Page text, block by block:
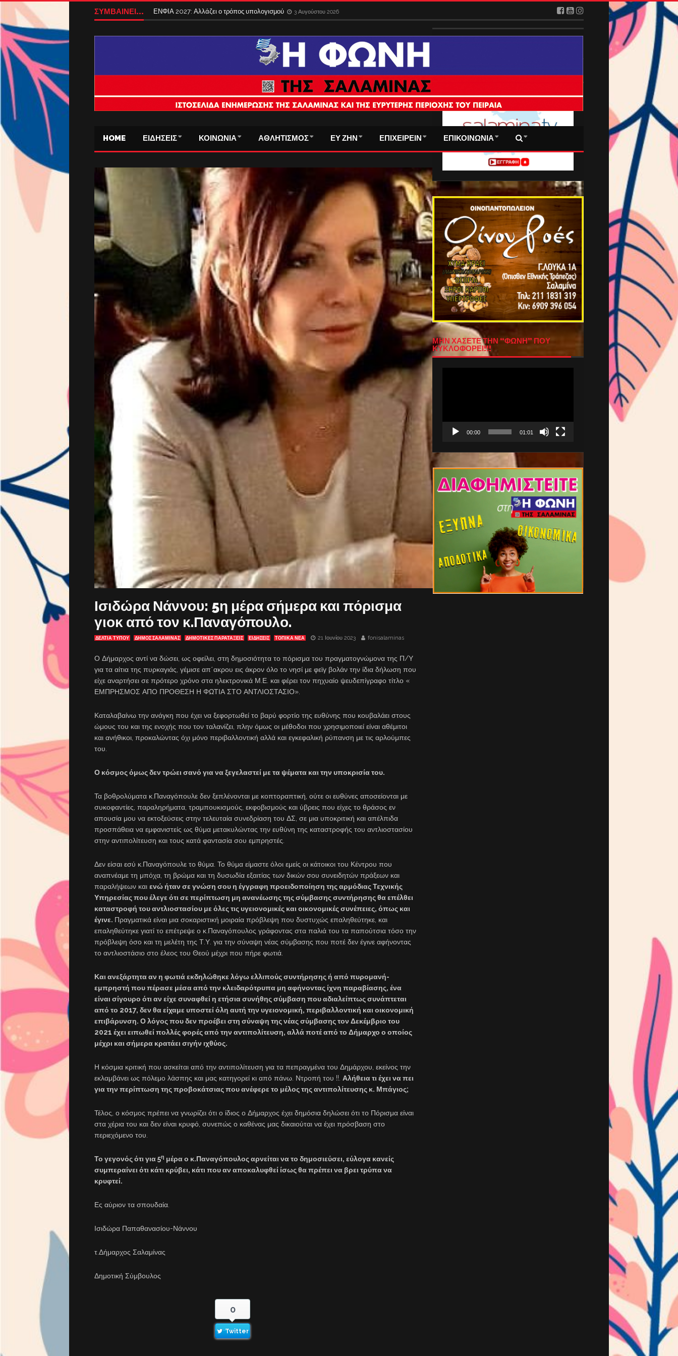
ΣΥΜΒΑΙΝΕΙ...
ΕΝΦΙΑ 2027: Αλλάζει ο τρόπος υπολογισμού 3 Αυγούστου 2026
Tέλος από σήμερα τα ταξίδια στο εξωτερικό με την παλιά ταυτότητα – Λήγει η προθεσμία
HOME ΕΙΔΗΣΕΙΣ ΚΟΙΝΩΝΙΑ ΑΘΛΗΤΙΣΜΟΣ ΕΥ ΖΗΝ ΕΠΙΧΕΙΡΕΙΝ ΕΠΙΚΟΙΝΩΝΙΑ
Ισιδώρα Νάννου: 5η μέρα σήμερα και πόρισμα
γιοκ από τον κ.Παναγόπουλο.
ΔΕΛΤΙΑ ΤΥΠΟΥ ΔΗΜΟΣ ΣΑΛΑΜΙΝΑΣ ΔΗΜΟΤΙΚΕΣ ΠΑΡΑΤΑΞΕΙΣ ΕΙΔΗΣΕΙΣ ΤΟΠΙΚΑ ΝΕΑ 21 Ιουνίου 2023 fonisalaminas
Ο Δήμαρχος αντί να δώσει, ως οφείλει, στη δημοσιότητα το πόρισμα του πραγματογνώμονα της Π/Υ
για τα αίτια της πυρκαγιάς, γέμισε απ΄ακρου εις άκρον όλο το νησί με φεϊγ βολάν την ίδια δήλωση που
είχε αναρτήσει σε πρότερο χρόνο στα ηλεκτρονικά Μ.Ε. και φέρει τον πηχυαίο ψευδεπίγραφο τίτλο «
ΕΜΠΡΗΣΜΟΣ ΑΠΟ ΠΡΟΘΕΣΗ Η ΦΩΤΙΑ ΣΤΟ ΑΝΤΛΙΟΣΤΑΣΙΟ».
Καταλαβαίνω την ανάγκη που έχει να ξεφορτωθεί το βαρύ φορτίο της ευθύνης που κουβαλάει στους
ώμους του και της ενοχής που τον ταλανίζει, πλην όμως οι μέθοδοι που χρησιμοποιεί είναι αθέμιτοι
και ανήθικοι, προκαλώντας όχι μόνο περιβαλλοντική αλλά και εγκεφαλική ρύπανση με τις αρλούμπες
του.
Ο κόσμος όμως δεν τρώει σανό για να ξεγελαστεί με τα ψέματα και την υποκρισία του.
Τα βοθρολύματα κ.Παναγόπουλε δεν ξεπλένονται με κοπτοραπτική, ούτε οι ευθύνες αποσείονται με
συκοφαντίες, παραληρήματα, τραμπουκισμούς, εκφοβισμούς και ύβρεις που είχες το θράσος εν
απουσία μου να εκτοξεύσεις στην τελευταία συνεδρίαση του ΔΣ, σε μια υποκριτική και απέλπιδα
προσπάθεια να εμφανιστείς ως θύμα μετακυλώντας την ευθύνη της καταστροφής του αντλιοστασίου
στην αντιπολίτευση και τους κατά φαντασία σου εμπρηστές.
Δεν είσαι εσύ κ.Παναγόπουλε το θύμα. Το θύμα είμαστε όλοι εμείς οι κάτοικοι του Κέντρου που
αναπνέαμε τη μπόχα, τη βρώμα και τη δυσωδία εξαιτίας των δικών σου συνειδητών πράξεων και
παραλήψεων και ενώ ήταν σε γνώση σου η έγγραφη προειδοποίηση της αρμόδιας Τεχνικής
Υπηρεσίας που έλεγε ότι σε περίπτωση μη ανανέωσης της σύμβασης συντήρησης θα επέλθει
καταστροφή του αντλιοστασίου με όλες τις υγειονομικές και οικονομικές συνέπειες, όπως και
έγινε. Πραγματικά είναι μια σοκαριστική μοιραία πρόβλεψη που δυστυχώς επαληθεύτηκε, και
επαληθεύτηκε γιατί το επέτρεψε ο κ.Παναγόπουλος γράφοντας στα παλιά του τα παπούτσια τόσο την
πρόβλεψη όσο και τη μελέτη της Τ.Υ. για την σύναψη νέας σύμβασης που ποτέ δεν έγινε αφήνοντας
το αντλιοστάσιο στο έλεος του Θεού μέχρι που πήρε φωτιά.
Και ανεξάρτητα αν η φωτιά εκδηλώθηκε λόγω ελλιπούς συντήρησης ή από πυρομανή-
εμπρηστή που πέρασε μέσα από την κλειδαρότρυπα μη αφήνοντας ίχνη παραβίασης, ένα
είναι σίγουρο ότι αν είχε συναφθεί η ετήσια συνήθης σύμβαση που αδιαλείπτως συνάπτεται
από το 2017, δεν θα είχαμε υποστεί όλη αυτή την υγειονομική, περιβαλλοντική και οικονομική
επιβάρυνση. Ο λόγος που δεν προέβει στη σύναψη της νέας σύμβασης τον Δεκέμβριο του
2021 έχει ειπωθεί πολλές φορές από την αντιπολίτευση, αλλά ποτέ από το Δήμαρχο ο οποίος
μέχρι και σήμερα κρατάει σιγήν ιχθύος.
Η κόσμια κριτική που ασκείται από την αντιπολίτευση για τα πεπραγμένα του Δημάρχου, εκείνος την
εκλαμβάνει ως πόλεμο λάσπης και μας κατηγορεί κι από πάνω. Ντροπή του !!. Αλήθεια τι έχει να πει
για την περίπτωση της προβοκάτσιας που ανέφερε το μέλος της αντιπολίτευσης κ. Μπάγιος;
Τέλος, ο κόσμος πρέπει να γνωρίζει ότι ο ίδιος ο Δήμαρχος έχει δημόσια δηλώσει ότι το Πόρισμα είναι
στα χέρια του και δεν είναι κρυφό, συνεπώς ο καθένας μας δικαιούται να έχει πρόσβαση στο
περιεχόμενο του.
Το γεγονός ότι για 5η μέρα ο κ.Παναγόπουλος αρνείται να το δημοσιεύσει, εύλογα κανείς
συμπεραίνει ότι κάτι κρύβει, κάτι που αν αποκαλυφθεί ίσως θα πρέπει να βρει τρύπα να
κρυφτεί.
Ες αύριον τα σπουδαία.
Ισιδώρα Παπαθανασίου-Νάννου
τ.Δήμαρχος Σαλαμίνας
Δημοτική Σύμβουλος
0
Twitter
ΜΗΝ ΧΑΣΕΤΕ ΤΗΝ “ΦΩΝΗ” ΠΟΥ
ΚΥΚΛΟΦΟΡΕΙ!!!
00:00 01:01